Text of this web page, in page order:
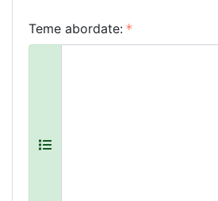
Teme abordate: